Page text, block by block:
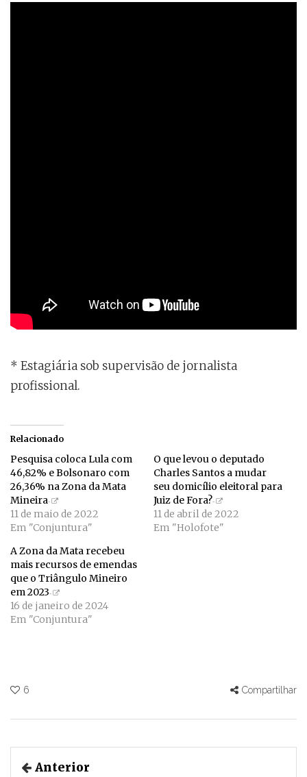
* Estagiária sob supervisão de jornalista
profissional.
Relacionado
Pesquisa coloca Lula com
46,82% e Bolsonaro com
26,36% na Zona da Mata
Mineira
11 de maio de 2022
Em "Conjuntura"
O que levou o deputado
Charles Santos a mudar
seu domicílio eleitoral para
Juiz de Fora?
11 de abril de 2022
Em "Holofote"
A Zona da Mata recebeu
mais recursos de emendas
que o Triângulo Mineiro
em 2023
16 de janeiro de 2024
Em "Conjuntura"
6 Compartilhar
Anterior